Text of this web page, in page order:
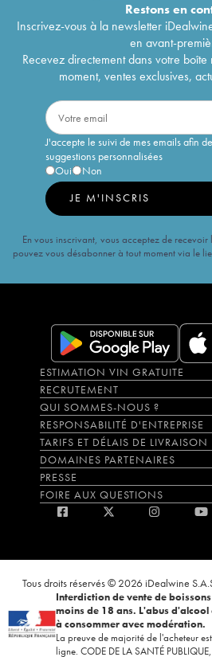
Restons en
Inscrivez-vous à la newsletter
en avant-
Recevez directement dans votre
moment, ventes exclusives,
J'accepte le suivi de mes emails afin
suggestions personnalisées
Oui
Non
JE M'INSCRIS
En vous inscrivant, vous acceptez de
pouvez vous désabonner à tout moment via le
ESTIMATION VIN GRATUITE
RECRUTEMENT
QUI SOMMES-NOUS ?
RESPONSABILITÉ D'ENTREPRISE
TARIFS ET DÉLAIS DE LIVRAISON
DOMAINES PARTENAIRES
PRESSE
FOIRE AUX QUESTIONS
Tous droits réservés © 2026 iDealwine
Interdiction de vente de
moins de 18 ans. L'abus
à consommer avec modération.
La preuve de majorité de l'acheteur
ligne. CODE DE LA SANTÉ